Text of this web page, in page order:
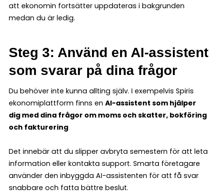
att ekonomin fortsätter uppdateras i bakgrunden
medan du är ledig.
Steg 3: Använd en AI-assistent
som svarar på dina frågor
Du behöver inte kunna allting själv. I exempelvis Spiris
ekonomiplattform finns en AI-assistent som hjälper
dig med dina frågor om moms och skatter, bokföring
och fakturering
Det innebär att du slipper avbryta semestern för att leta
information eller kontakta support. Smarta företagare
använder den inbyggda AI-assistenten för att få svar
snabbare och fatta bättre beslut.